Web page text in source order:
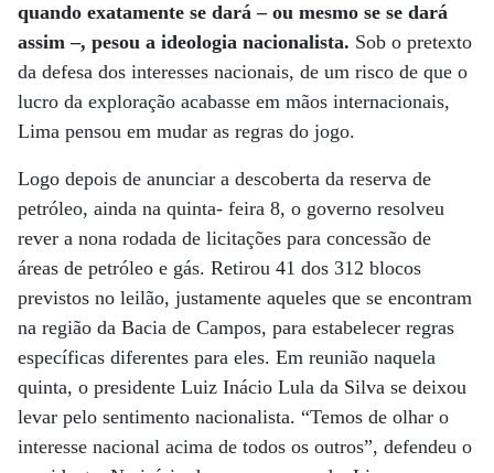
quando exatamente se dará – ou mesmo se se dará
assim –, pesou a ideologia nacionalista. Sob o pretexto
da defesa dos interesses nacionais, de um risco de que o
lucro da exploração acabasse em mãos internacionais,
Lima pensou em mudar as regras do jogo.
Logo depois de anunciar a descoberta da reserva de
petróleo, ainda na quinta- feira 8, o governo resolveu
rever a nona rodada de licitações para concessão de
áreas de petróleo e gás. Retirou 41 dos 312 blocos
previstos no leilão, justamente aqueles que se encontram
na região da Bacia de Campos, para estabelecer regras
específicas diferentes para eles. Em reunião naquela
quinta, o presidente Luiz Inácio Lula da Silva se deixou
levar pelo sentimento nacionalista. “Temos de olhar o
interesse nacional acima de todos os outros”, defendeu o